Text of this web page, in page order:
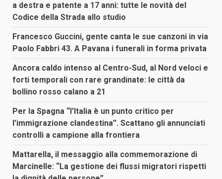
a destra e patente a 17 anni: tutte le novità del
Codice della Strada allo studio
Francesco Guccini, gente canta le sue canzoni in via
Paolo Fabbri 43. A Pavana i funerali in forma privata
Ancora caldo intenso al Centro-Sud, al Nord veloci e
forti temporali con rare grandinate: le città da
bollino rosso calano a 21
Per la Spagna “l’Italia è un punto critico per
l’immigrazione clandestina”. Scattano gli annunciati
controlli a campione alla frontiera
Mattarella, il messaggio alla commemorazione di
Marcinelle: “La gestione dei flussi migratori rispetti